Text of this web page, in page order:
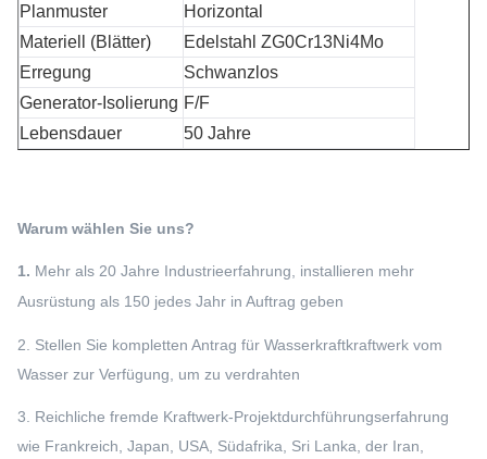
Planmuster
Horizontal
Materiell (Blätter)
Edelstahl ZG0Cr13Ni4Mo
Erregung
Schwanzlos
Generator-Isolierung F/F
Lebensdauer
50 Jahre
Warum wählen Sie uns?
1. Mehr als 20 Jahre Industrieerfahrung, installieren mehr
Ausrüstung als 150 jedes Jahr in Auftrag geben
2. Stellen Sie kompletten Antrag für Wasserkraftkraftwerk vom
Wasser zur Verfügung, um zu verdrahten
3. Reichliche fremde Kraftwerk-Projektdurchführungserfahrung
wie Frankreich, Japan, USA, Südafrika, Sri Lanka, der Iran,